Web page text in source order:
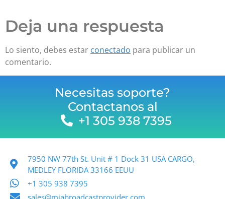
Deja una respuesta
Lo siento, debes estar conectado para publicar un
comentario.
Necesitas soporte?
Contactanos al
+1 305 938 7395
7950 NW 77th St. Unit # 1 Dock 31 USA CARGO,
MEDLEY FLORIDA 33166 EEUU
+1 305 938 7395
sales@miabroadcastprovider.com